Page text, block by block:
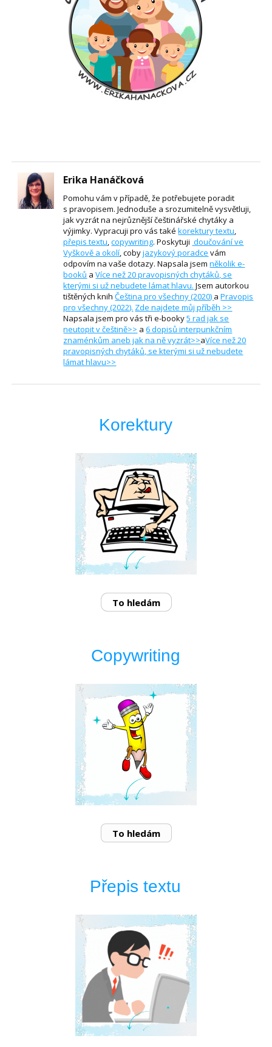
Erika Hanáčková
Pomohu vám v případě, že potřebujete poradit
s pravopisem. Jednoduše a srozumitelně vysvětluji,
jak vyzrát na nejrůznější češtinářské chytáky a
výjimky. Vypracuji pro vás takékorektury textu,
přepis textu,copywriting. Poskytuji doučování ve
Vyškově a okolí, cobyjazykový poradce vám
odpovím na vaše dotazy. Napsala jsemněkolik e-
booků aVíce než 20 pravopisných chytáků, se
kterými si už nebudete lámat hlavu. Jsem autorkou
tištěných knihČeština pro všechny (2020) aPravopis
pro všechny (2022). Zde najdete můj příběh >>
Napsala jsem pro vás tři e-booky5 rad jak se
neutopit v češtině>> a6 dopisů interpunkčním
znaménkům aneb jak na ně vyzrát>>aVíce než 20
pravopisných chytáků, se kterými si už nebudete
lámat hlavu>>
Korektury
To hledám
Copywriting
To hledám
Přepis textu